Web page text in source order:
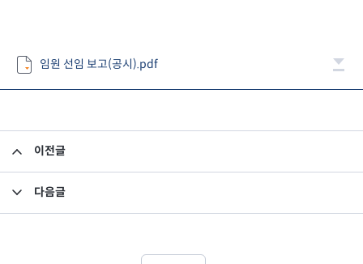
임원 선임 보고(공시).pdf
이전글
다음글